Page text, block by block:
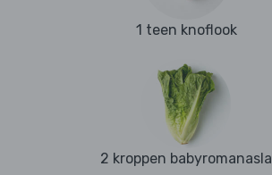
1 teen knoflook
2 kroppen babyromanasla